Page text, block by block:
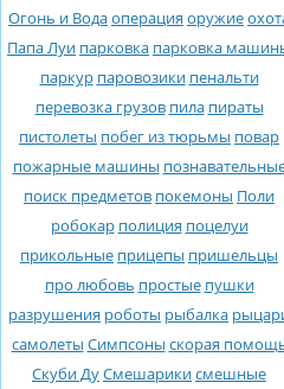
Огонь и Водаоперация оружие
Папа Луи парковка парковка
паркур паровозики пенальти
перевозка грузов пила пираты
пистолеты побег из тюрьмы повар
пожарные машины
поиск предметов покемоны Поли
робокар полиция поцелуи
прикольные прицепы пришельцы
про любовь простые пушки
разрушения роботы рыбалка
самолеты Симпсоны скорая
Скуби ДуСмешарикисмешные